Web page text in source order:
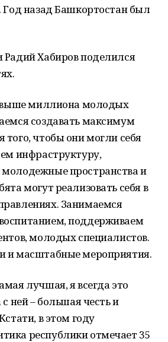
Год назад Башкортостан был
Радий Хабиров поделился
миллиона молодых
создавать максимум
того, чтобы они могли себя
инфраструктуру,
пространства и
могут реализовать себя в
Занимаемся
поддерживаем
молодых специалистов.
и масштабные мероприятия.
лучшая, я всегда это
ней – большая честь и
в этом году
республики отмечает 35